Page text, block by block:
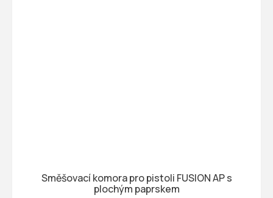
Směšovací komora pro pistoli FUSION AP s
plochým paprskem